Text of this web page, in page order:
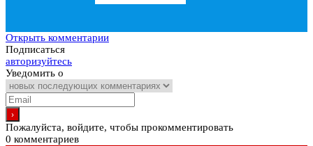
Открыть комментарии
Подписаться
авторизуйтесь
Уведомить о
Пожалуйста, войдите, чтобы прокомментировать
0 комментариев